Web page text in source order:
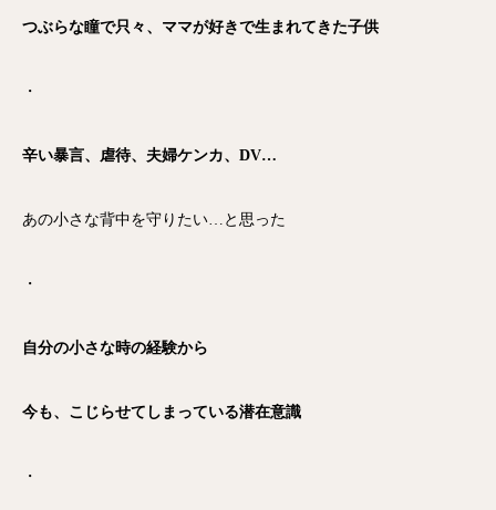
つぶらな瞳で只々、ママが好きで生まれてきた子供
・
辛い暴言、虐待、夫婦ケンカ、DV…
あの小さな背中を守りたい…と思った
・
自分の小さな時の経験から
今も、こじらせてしまっている潜在意識
・